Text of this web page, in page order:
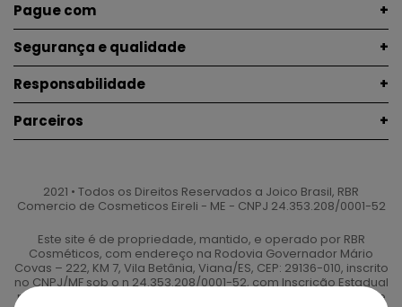
Pague com
Segurança e qualidade
Responsabilidade
Parceiros
2021 • Todos os Direitos Reservados a Joico Brasil, RBR
Comercio de Cosmeticos Eireli - ME - CNPJ 24.353.208/0001-52
Este site é de propriedade, mantido, e operado por RBR
Cosméticos, com endereço na Rodovia Governador Mário
Covas – 222, KM 7, Vila Betânia, Viana/ES, CEP: 29136-010, inscrito
no CNPJ/MF sob o n 24.353.208/0001-52, com Inscrição Estadual
nº 140.608.214.115. *Frete Grátis apenas para produtos acima de